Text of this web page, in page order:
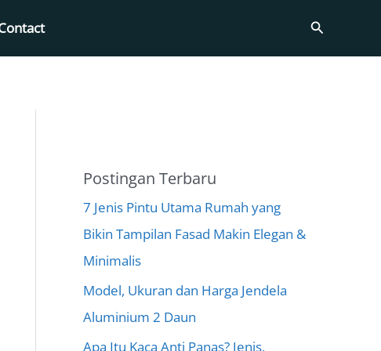
Search
Postingan Terbaru
7 Jenis Pintu Utama Rumah yang
Bikin Tampilan Fasad Makin Elegan &
Minimalis
Model, Ukuran dan Harga Jendela
Aluminium 2 Daun
Apa Itu Kaca Anti Panas? Jenis,